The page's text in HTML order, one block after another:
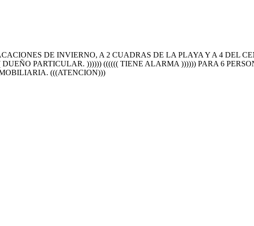
DE INVIERNO, A 2 CUADRAS DE LA PLAYA Y A 4 DEL
PARTICULAR. )))))) (((((( TIENE ALARMA )))))) PARA 6
(((ATENCION)))